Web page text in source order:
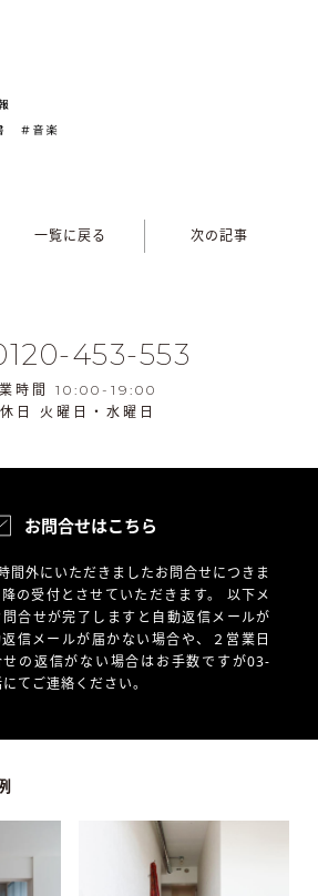
一覧に戻る 次の記事
453-553
時間 10:00-19:00
日 火曜日・水曜日
お問合せはこちら
間外にいただきましたお問合せにつきま
の受付とさせていただきます。 以下メ
合せが完了しますと自動返信メールが
信メールが届かない場合や、
２営業日
の返信がない場合はお手数ですが03-
てご連絡ください。